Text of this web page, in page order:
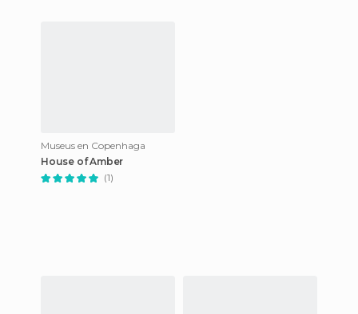
Museus en Copenhaga
House of Amber
(1)